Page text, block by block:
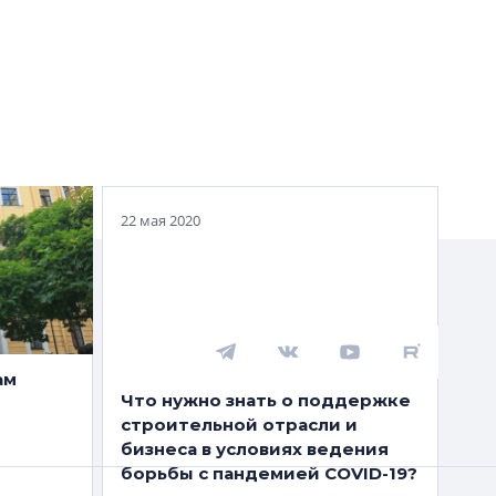
22 мая 2020
Что нужно знать о поддержке
строительной отрасли и
бизнеса в условиях ведения
борьбы с пандемией COVID-19?